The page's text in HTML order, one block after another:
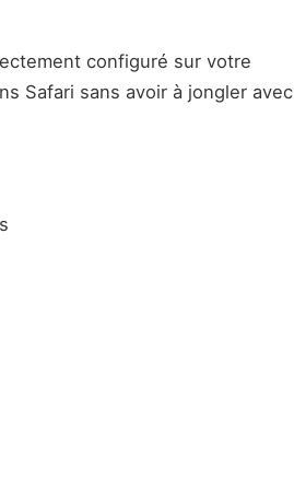
configuré sur votre
Safari sans avoir à jongler avec